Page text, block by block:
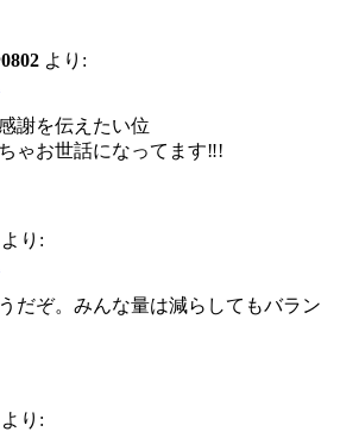
より:
謝を伝えたい位
ゃお世話になってます‼!
より:
だぞ。みんな量は減らしてもバラン
より: